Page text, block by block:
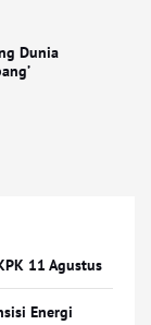
Dunia
11 Agustus
Energi